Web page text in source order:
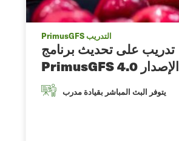
PrimusGFS التدريب
تدريب على تحديث برنامج
PrimusGFS الإصدار 4.0
يتوفر البث المباشر بقيادة مدرب